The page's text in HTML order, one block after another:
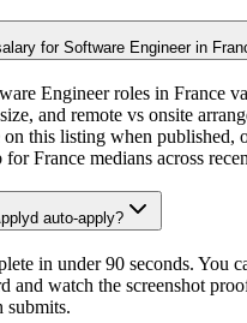
for Software Engineer in
Engineer roles in France
and remote vs onsite
on this listing when published,
France medians across
auto-apply?
in under 90 seconds. You
and watch the screenshot
submits.